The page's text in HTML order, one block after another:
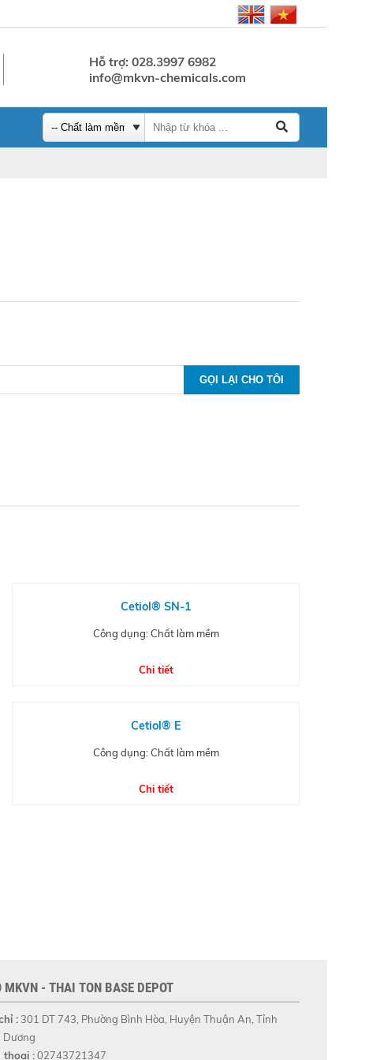
Hỗ trợ: 028.3997 6982
info@mkvn-chemicals.com
Cetiol® SN-1
Công dụng: Chất làm mềm
Chi tiết
Cetiol® E
Công dụng: Chất làm mềm
Chi tiết
MKVN - THAI TON BASE DEPOT
: 301 DT 743, Phường Bình Hòa, Huyện Thuận An, Tỉnh
Dương
thoại :02743721347